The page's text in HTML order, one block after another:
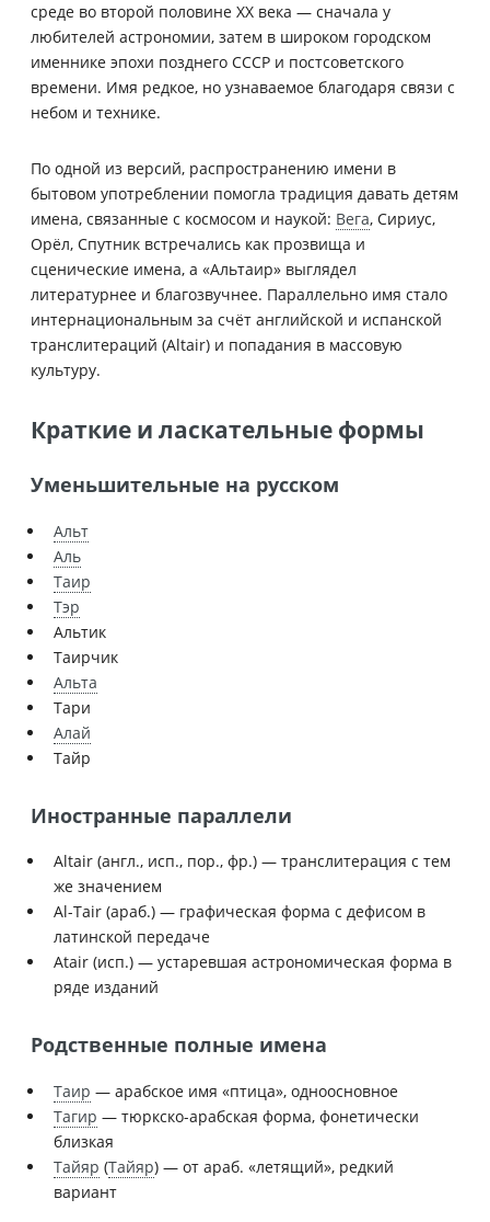
среде во второй половине XX века — сначала у
любителей астрономии, затем в широком городском
именнике эпохи позднего СССР и постсоветского
времени. Имя редкое, но узнаваемое благодаря связи с
небом и технике.
По одной из версий, распространению имени в
бытовом употреблении помогла традиция давать детям
имена, связанные с космосом и наукой: Вега, Сириус,
Орёл, Спутник встречались как прозвища и
сценические имена, а «Альтаир» выглядел
литературнее и благозвучнее. Параллельно имя стало
интернациональным за счёт английской и испанской
транслитераций (Altair) и попадания в массовую
культуру.
Краткие и ласкательные формы
Уменьшительные на русском
Альт
Аль
Таир
Тэр
Альтик
Таирчик
Альта
Тари
Алай
Тайр
Иностранные параллели
Altair (англ., исп., пор., фр.) — транслитерация с тем
же значением
Al-Tair (араб.) — графическая форма с дефисом в
латинской передаче
Atair (исп.) — устаревшая астрономическая форма в
ряде изданий
Родственные полные имена
Таир — арабское имя «птица», одноосновное
Тагир — тюркско-арабская форма, фонетически
близкая
Тайяр (Тайяр) — от араб. «летящий», редкий
вариант